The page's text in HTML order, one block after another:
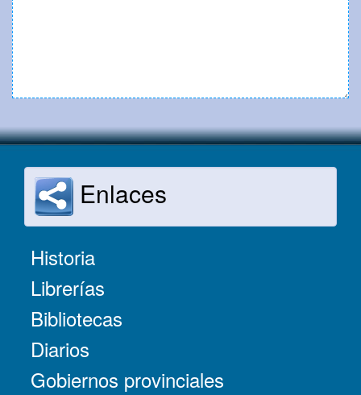
Enlaces
Historia
Librerías
Bibliotecas
Diarios
Gobiernos provinciales